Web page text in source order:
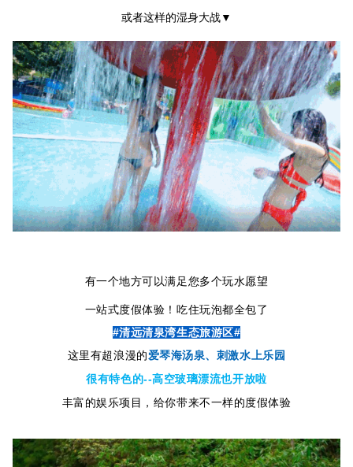
或者这样的湿身大战▼
有一个地方可以满足您多个玩水愿望
一站式度假体验！吃住玩泡都全包了
#清远清泉湾生态旅游区#
这里有超浪漫的爱琴海汤泉、刺激水上乐园
很有特色的--高空玻璃漂流也开放啦
丰富的娱乐项目，给你带来不一样的度假体验